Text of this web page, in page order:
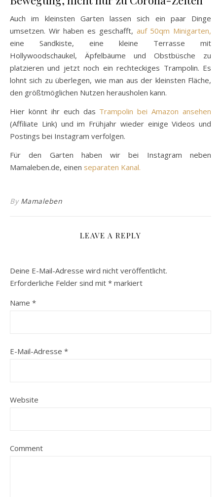
Auch im kleinsten Garten lassen sich ein paar Dinge
umsetzen. Wir haben es geschafft, auf 50qm Minigarten,
eine Sandkiste, eine kleine Terrasse mit
Hollywoodschaukel, Äpfelbäume und Obstbüsche zu
platzieren und jetzt noch ein rechteckiges Trampolin. Es
lohnt sich zu überlegen, wie man aus der kleinsten Fläche,
den größtmöglichen Nutzen herausholen kann.
Hier könnt ihr euch das Trampolin bei Amazon ansehen
(Affiliate Link) und im Frühjahr wieder einige Videos und
Postings bei Instagram verfolgen.
Für den Garten haben wir bei Instagram neben
Mamaleben.de, einen separaten Kanal.
By Mamaleben
LEAVE A REPLY
Deine E-Mail-Adresse wird nicht veröffentlicht.
Erforderliche Felder sind mit * markiert
Name *
E-Mail-Adresse *
Website
Comment